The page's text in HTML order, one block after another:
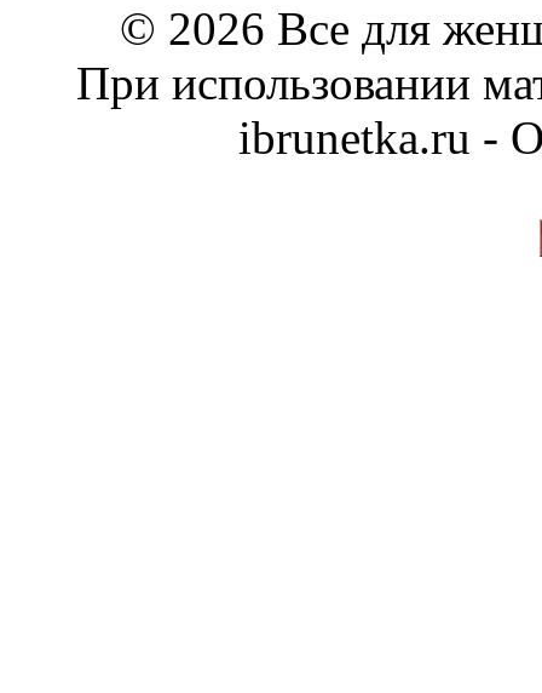
© 2026 Все для
При использовании
ibrunetka.ru